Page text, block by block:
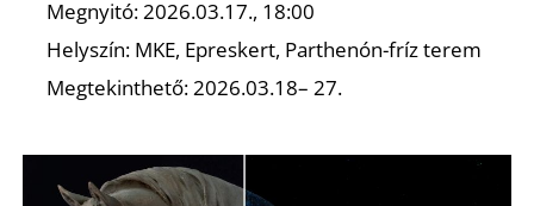
Megnyitó: 2026.03.17., 18:00
Helyszín: MKE, Epreskert, Parthenón-fríz terem
Megtekinthető: 2026.03.18– 27.